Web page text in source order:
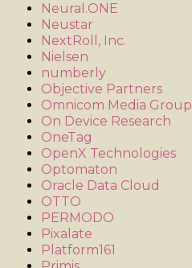
Neural.ONE
Neustar
NextRoll, Inc.
Nielsen
numberly
Objective Partners
Omnicom Media Group
On Device Research
OneTag
OpenX Technologies
Optomaton
Oracle Data Cloud
OTTO
PERMODO
Pixalate
Platform161